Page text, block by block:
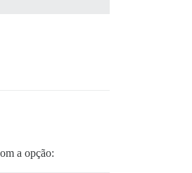
a opção: